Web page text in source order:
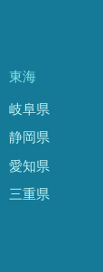
東海
岐阜県
静岡県
愛知県
三重県